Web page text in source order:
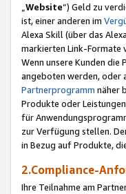
Website“) Geld zu
ist, einer anderen im
Alexa Skill (über das
markierten Link-Formate
Wenn unsere Kunden
angeboten werden, oder
Partnerprogramm näher
Produkte oder
für
zur Verfügung stellen.
in Bezug auf Produkte,
2.Compliance-
Ihre Teilnahme am